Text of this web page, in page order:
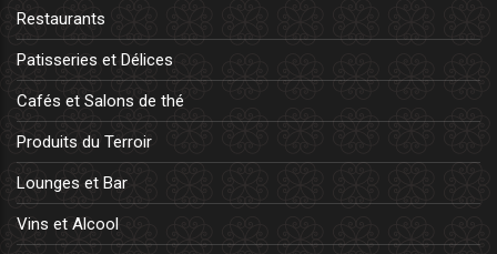
Restaurants
Patisseries et Délices
Cafés et Salons de thé
Produits du Terroir
Lounges et Bar
Vins et Alcool